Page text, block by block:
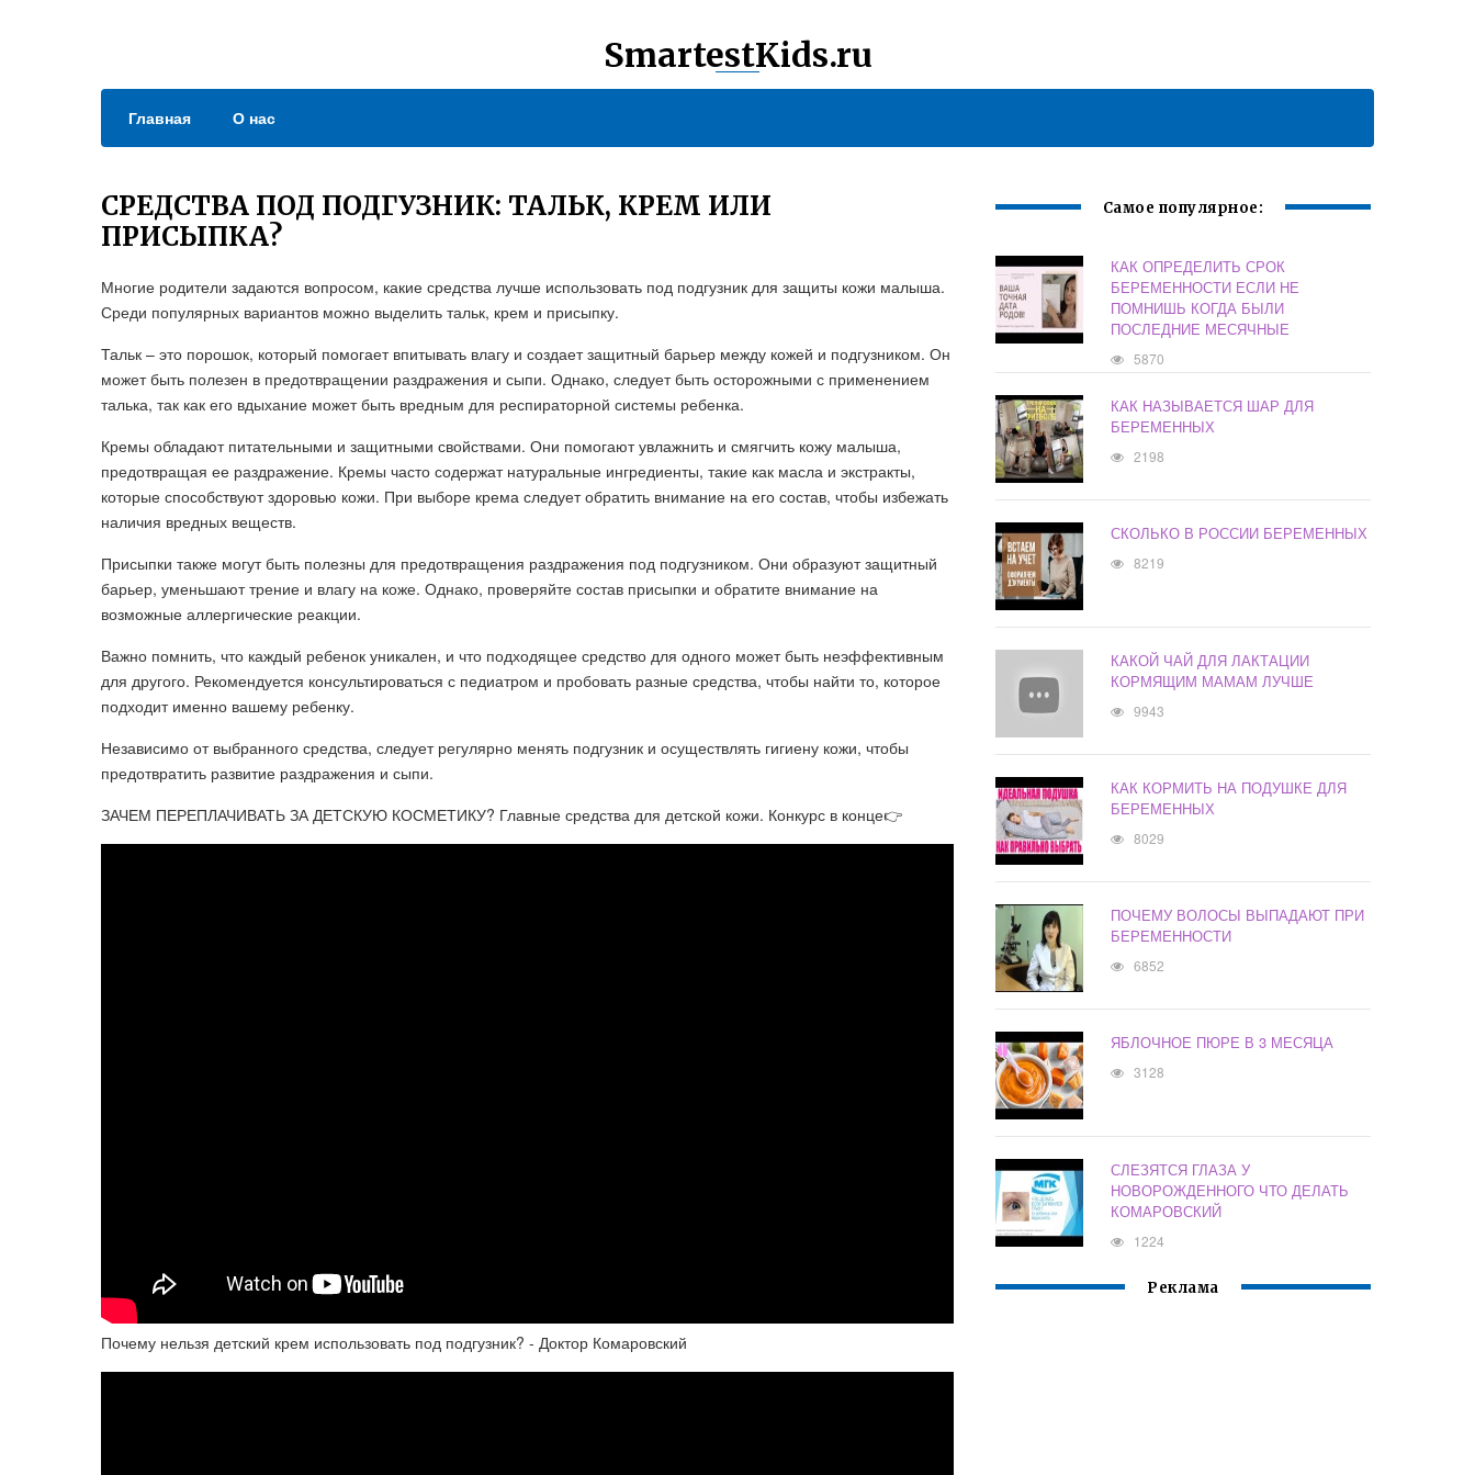
SmartestKids.ru
Главная О нас
СРЕДСТВА ПОД ПОДГУЗНИК: ТАЛЬК, КРЕМ ИЛИ
ПРИСЫПКА?
Многие родители задаются вопросом, какие средства лучше использовать под подгузник для защиты кожи малыша.
Среди популярных вариантов можно выделить тальк, крем и присыпку.
Тальк – это порошок, который помогает впитывать влагу и создает защитный барьер между кожей и подгузником. Он
может быть полезен в предотвращении раздражения и сыпи. Однако, следует быть осторожными с применением
талька, так как его вдыхание может быть вредным для респираторной системы ребенка.
Кремы обладают питательными и защитными свойствами. Они помогают увлажнить и смягчить кожу малыша,
предотвращая ее раздражение. Кремы часто содержат натуральные ингредиенты, такие как масла и экстракты,
которые способствуют здоровью кожи. При выборе крема следует обратить внимание на его состав, чтобы избежать
наличия вредных веществ.
Присыпки также могут быть полезны для предотвращения раздражения под подгузником. Они образуют защитный
барьер, уменьшают трение и влагу на коже. Однако, проверяйте состав присыпки и обратите внимание на
возможные аллергические реакции.
Важно помнить, что каждый ребенок уникален, и что подходящее средство для одного может быть неэффективным
для другого. Рекомендуется консультироваться с педиатром и пробовать разные средства, чтобы найти то, которое
подходит именно вашему ребенку.
Независимо от выбранного средства, следует регулярно менять подгузник и осуществлять гигиену кожи, чтобы
предотвратить развитие раздражения и сыпи.
ЗАЧЕМ ПЕРЕПЛАЧИВАТЬ ЗА ДЕТСКУЮ КОСМЕТИКУ? Главные средства для детской кожи. Конкурс в конце👉
Почему нельзя детский крем использовать под подгузник? - Доктор Комаровский
Самое популярное:
КАК ОПРЕДЕЛИТЬ СРОК
БЕРЕМЕННОСТИ ЕСЛИ НЕ
ПОМНИШЬ КОГДА БЫЛИ
ПОСЛЕДНИЕ МЕСЯЧНЫЕ
5870
КАК НАЗЫВАЕТСЯ ШАР ДЛЯ
БЕРЕМЕННЫХ
2198
СКОЛЬКО В РОССИИ БЕРЕМЕННЫХ
8219
КАКОЙ ЧАЙ ДЛЯ ЛАКТАЦИИ
КОРМЯЩИМ МАМАМ ЛУЧШЕ
9943
КАК КОРМИТЬ НА ПОДУШКЕ ДЛЯ
БЕРЕМЕННЫХ
8029
ПОЧЕМУ ВОЛОСЫ ВЫПАДАЮТ ПРИ
БЕРЕМЕННОСТИ
6852
ЯБЛОЧНОЕ ПЮРЕ В 3 МЕСЯЦА
3128
СЛЕЗЯТСЯ ГЛАЗА У
НОВОРОЖДЕННОГО ЧТО ДЕЛАТЬ
КОМАРОВСКИЙ
1224
Реклама